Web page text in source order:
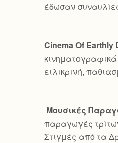
έδωσαν
Cinema Of Earthly
ειλικρινή,
Μουσικές
παραγωγές
Στιγμές από τα